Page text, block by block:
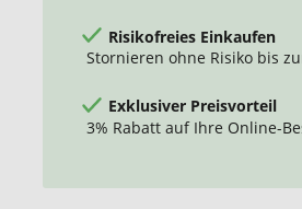
Risikofreies Einkaufen
Stornieren ohne Risiko bis
Exklusiver Preisvorteil
3% Rabatt auf Ihre Online-